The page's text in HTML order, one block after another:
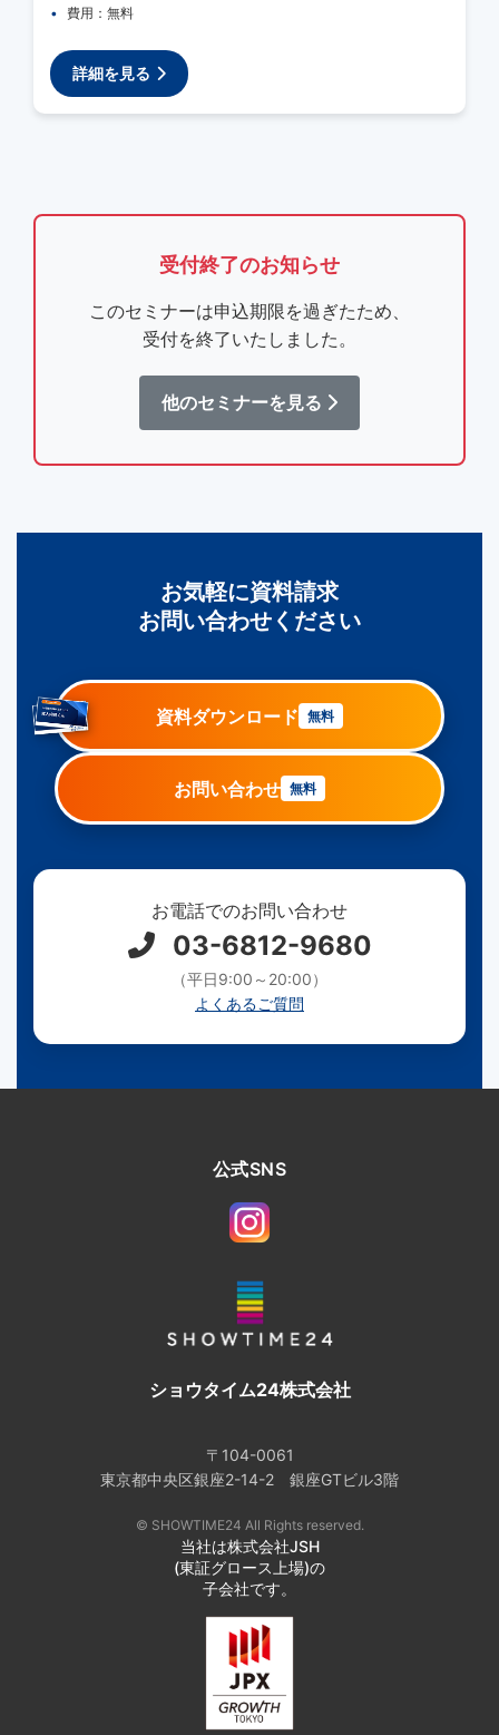
費用：無料
詳細を見る
受付終了のお知らせ
このセミナーは申込期限を過ぎたため、
受付を終了いたしました。
他のセミナーを見る
お気軽に資料請求
お問い合わせください
資料ダウンロード 無料
お問い合わせ 無料
お電話でのお問い合わせ
03-6812-9680
（平日9:00～20:00）
よくあるご質問
ショウタイム24株式会社
〒104-0061
東京都中央区銀座2-14-2 銀座GTビル3階
© SHOWTIME24 All Rights reserved.
当社は株式会社JSH
(東証グロース上場)の
子会社です。
公式SNS